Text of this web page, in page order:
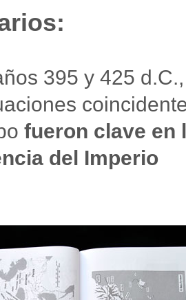
395 y 425 d.C.,
fueron clave en
del Imperio